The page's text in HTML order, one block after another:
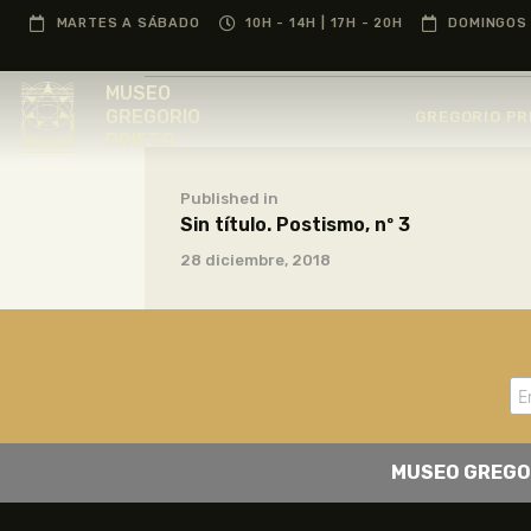
MARTES A SÁBADO 10H - 14H | 17H - 20H
MUSEO
Published in
Sin título. Postismo, nº 3
28 diciembre, 2018
MUSEO